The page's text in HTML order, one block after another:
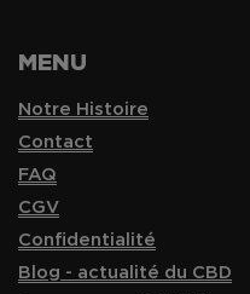
MENU
Notre Histoire
Contact
FAQ
CGV
Confidentialité
Blog - actualité du CBD